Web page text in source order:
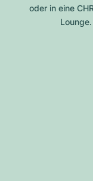
oder in eine
Lounge.